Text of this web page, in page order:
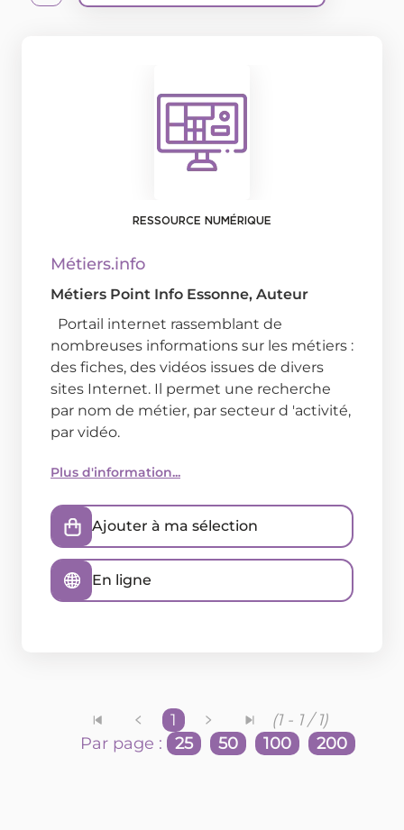
RESSOURCE NUMÉRIQUE
Métiers.info
Métiers Point Info Essonne, Auteur
Portail internet rassemblant de
nombreuses informations sur les métiers :
des fiches, des vidéos issues de divers
sites Internet. Il permet une recherche
par nom de métier, par secteur d 'activité,
par vidéo.
Plus d'information...
Ajouter à ma sélection
En ligne
1
(1 - 1 / 1)
Par page :
25 50 100 200